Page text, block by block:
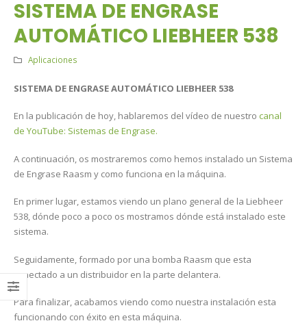
SISTEMA DE ENGRASE
AUTOMÁTICO LIEBHEER 538
Aplicaciones
SISTEMA DE ENGRASE AUTOMÁTICO LIEBHEER 538
En la publicación de hoy, hablaremos del vídeo de nuestro canal
de YouTube: Sistemas de Engrase.
A continuación, os mostraremos como hemos instalado un Sistema
de Engrase Raasm y como funciona en la máquina.
En primer lugar, estamos viendo un plano general de la Liebheer
538, dónde poco a poco os mostramos dónde está instalado este
sistema.
Seguidamente, formado por una bomba Raasm que esta
conectado a un distribuidor en la parte delantera.
Para finalizar, acabamos viendo como nuestra instalación esta
funcionando con éxito en esta máquina.
medida para tu RASCO
03/07/2026
Evitando Roturas en
la Producción de
RAASM